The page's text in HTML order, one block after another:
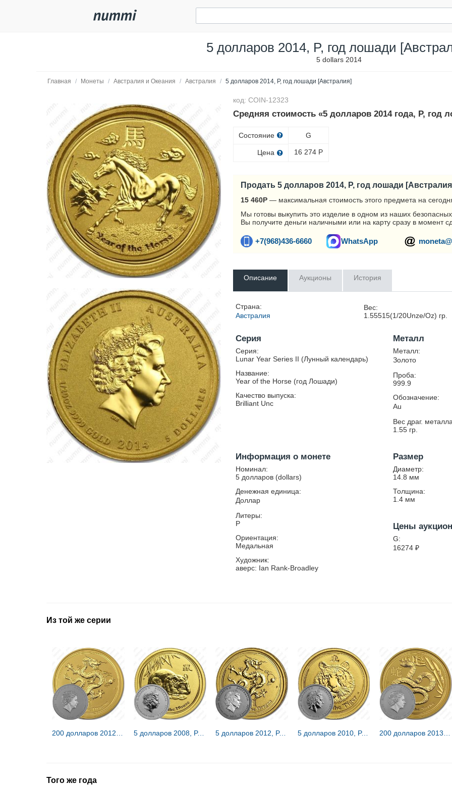
5 долларов 2014, P, год лошади
5 dollars 2014
Главная / Монеты / Австралия и Океания / Австралия / 5 долларов 2014, P, год лошади [Австралия]
код: COIN-12323
Средняя стоимость «5 долларов 2014 года, P, год
Состояние
Цена
G
16 274 Р
Продать 5 долларов 2014, P, год лошади
15 460Р — максимальная стоимость этого предмета на
Мы готовы выкупить это изделие в одном из наших
Вы получите деньги наличными или на карту сразу в момент
+7(968)436-6660 WhatsApp
Описание Аукционы История
Страна:
Австралия
Вес:
1.55515(1/20Unze/Oz) гр.
Серия
Серия:
Lunar Year Series II (Лунный календарь)
Название:
Year of the Horse (год Лошади)
Качество выпуска:
Brilliant Unc
Металл
Металл:
Золото
Проба:
999.9
Обозначение:
Au
Вес драг.
1.55 гр.
Информация о монете
Номинал:
5 долларов (dollars)
Денежная единица:
Доллар
Литеры:
P
Ориентация:
Медальная
Художник:
аверс: Ian Rank-Broadley
Размер
Диаметр:
14.8 мм
Толщина:
1.4 мм
Цены
G:
16274 ₽
Из той же серии
5 долларов 2008, P, год мыши [Австралия] 5 долларов 2012, P, год дракона [Австралия] 5 долларов 2010, P, год тигра [Австралия]
Того же года